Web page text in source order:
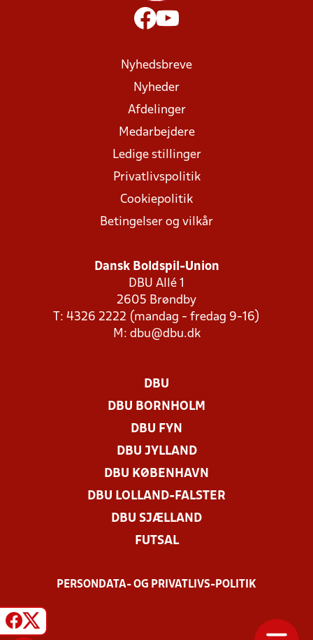
Nyhedsbreve
Nyheder
Afdelinger
Medarbejdere
Ledige stillinger
Privatlivspolitik
Cookiepolitik
Betingelser og vilkår
Dansk Boldspil-Union
DBU Allé 1
2605 Brøndby
T: 4326 2222 (mandag - fredag 9-16)
M: dbu@dbu.dk
DBU
DBU BORNHOLM
DBU FYN
DBU JYLLAND
DBU KØBENHAVN
DBU LOLLAND-FALSTER
DBU SJÆLLAND
FUTSAL
PERSONDATA- OG PRIVATLIVS-POLITIK